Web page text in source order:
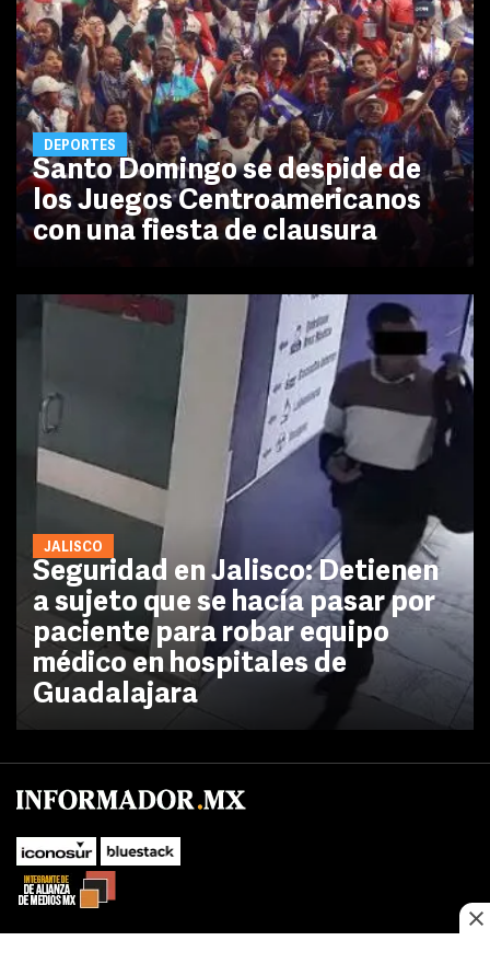
DEPORTES
Santo Domingo se despide de
los Juegos Centroamericanos
con una fiesta de clausura
JALISCO
Seguridad en Jalisco: Detienen
a sujeto que se hacía pasar por
paciente para robar equipo
médico en hospitales de
Guadalajara